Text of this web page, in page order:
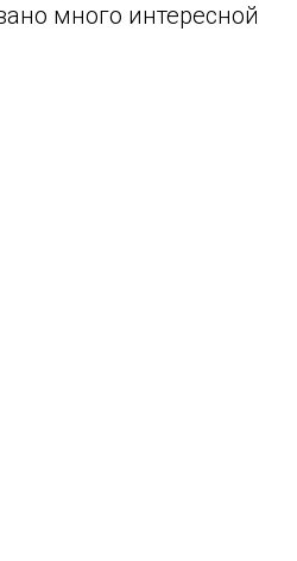
много интересной